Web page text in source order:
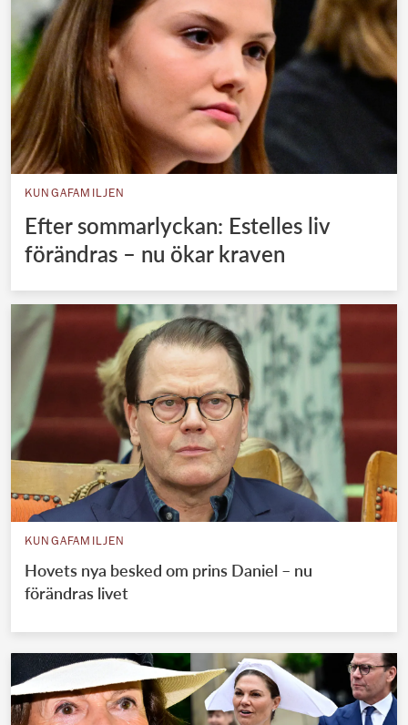
KUNGAFAMILJEN
Efter sommarlyckan: Estelles liv
förändras – nu ökar kraven
KUNGAFAMILJEN
Hovets nya besked om prins Daniel – nu
förändras livet